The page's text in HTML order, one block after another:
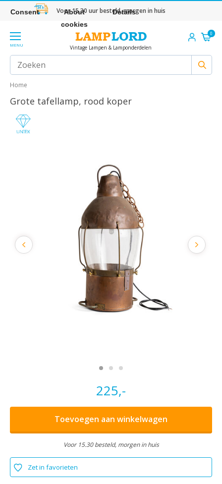
Voor 15.30 uur besteld, morgen in huis
MENU Vintage Lampen & Lamponderdelen
0
Home
Grote tafellamp, rood koper
225,-
Toevoegen aan winkelwagen
Voor 15.30 besteld, morgen in huis
Zet in favorieten
Consent
About
cookies
Details